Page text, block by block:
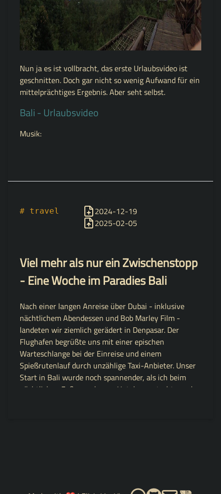
Nun ja es ist vollbracht, das erste Urlaubsvideo ist
geschnitten. Doch gar nicht so wenig Aufwand für ein
mittelprächtiges Ergebnis. Aber seht selbst.
Bali - Urlaubsvideo
Musik:
NATTY I by Dubliftment
# travel
2024-12-19
2025-02-05
Viel mehr als nur ein Zwischenstopp
- Eine Woche im Paradies Bali
Nach einer langen Anreise über Dubai - inklusive
nächtlichem Abendessen und Bob Marley Film -
landeten wir ziemlich gerädert in Denpasar. Der
Flughafen begrüßte uns mit einer epischen
Warteschlange bei der Einreise und einem
Spießrutenlauf durch unzählige Taxi-Anbieter. Unser
Start in Bali wurde noch spannender, als ich beim
nächtlichen Fußmarsch zum Hotel ausrutschte und